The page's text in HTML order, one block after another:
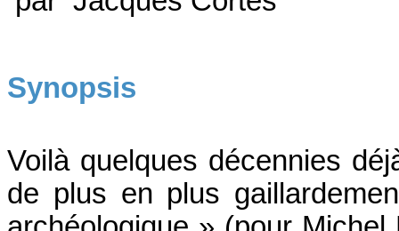
Synopsis
Voilà quelques décennies
de plus en plus